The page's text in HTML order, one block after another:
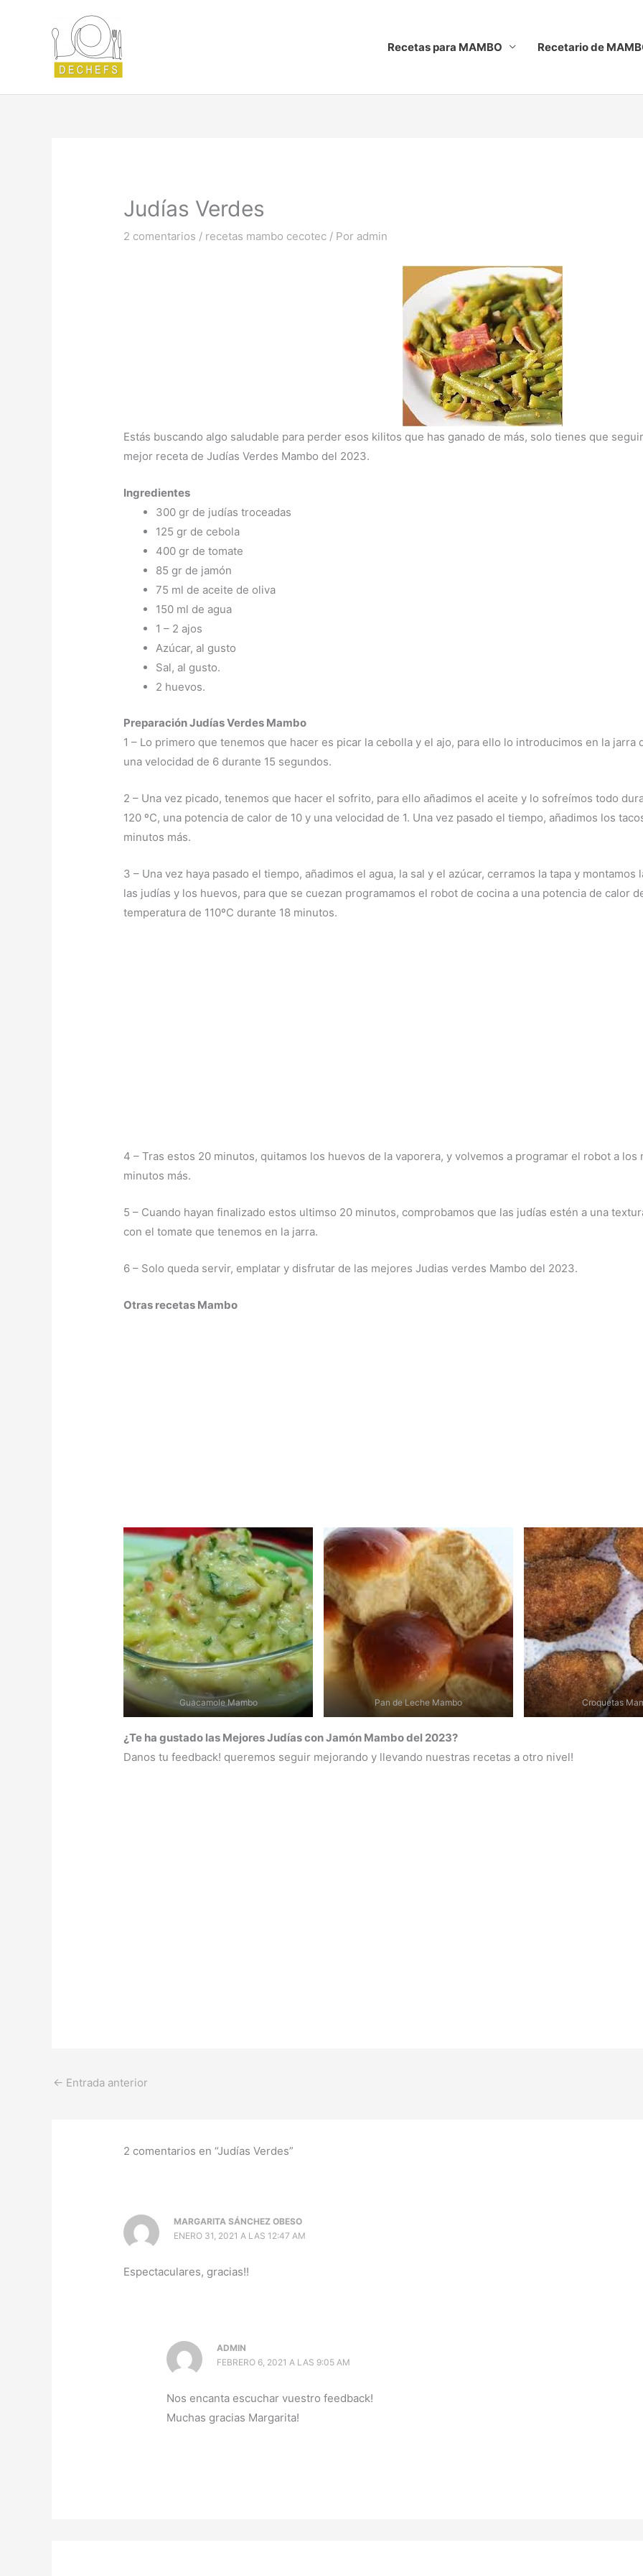
Recetas para MAMBO Recetario de
Judías Verdes
2 comentarios / recetas mambo cecotec / Por admin
Estás buscando algo saludable para perder esos kilitos que has ganado de más, solo tienes que
mejor receta de Judías Verdes Mambo del 2023.
Ingredientes
300 gr de judías troceadas
125 gr de cebola
400 gr de tomate
85 gr de jamón
75 ml de aceite de oliva
150 ml de agua
1 – 2 ajos
Azúcar, al gusto
Sal, al gusto.
2 huevos.
Preparación Judías Verdes Mambo
1 – Lo primero que tenemos que hacer es picar la cebolla y el ajo, para ello lo introducimos en la
una velocidad de 6 durante 15 segundos.
2 – Una vez picado, tenemos que hacer el sofrito, para ello añadimos el aceite y lo sofreímos todo
120 ºC, una potencia de calor de 10 y una velocidad de 1. Una vez pasado el tiempo, añadimos los
minutos más.
3 – Una vez haya pasado el tiempo, añadimos el agua, la sal y el azúcar, cerramos la tapa y
las judías y los huevos, para que se cuezan programamos el robot de cocina a una potencia de calor
temperatura de 110ºC durante 18 minutos.
4 – Tras estos 20 minutos, quitamos los huevos de la vaporera, y volvemos a programar el robot a
minutos más.
5 – Cuando hayan finalizado estos ultimso 20 minutos, comprobamos que las judías estén a una
con el tomate que tenemos en la jarra.
6 – Solo queda servir, emplatar y disfrutar de las mejores Judias verdes Mambo del 2023.
Otras recetas Mambo
Guacamole Mambo Pan de Leche Mambo Croquetas
¿Te ha gustado las Mejores Judías con Jamón Mambo del 2023?
Danos tu feedback! queremos seguir mejorando y llevando nuestras recetas a otro nivel!
← Entrada anterior
2 comentarios en “Judías Verdes”
MARGARITA SÁNCHEZ OBESO
ENERO 31, 2021 A LAS 12:47 AM
Espectaculares, gracias!!
ADMIN
FEBRERO 6, 2021 A LAS 9:05 AM
Nos encanta escuchar vuestro feedback!
Muchas gracias Margarita!